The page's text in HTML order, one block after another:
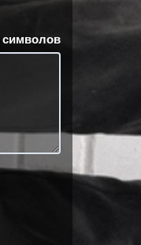
символов